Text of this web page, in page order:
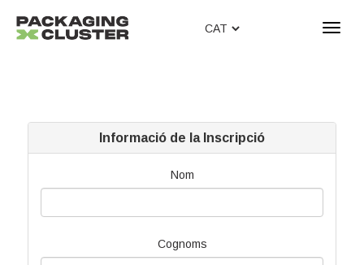
T
e
a
Informació de la Inscripció
Nom
Cognoms